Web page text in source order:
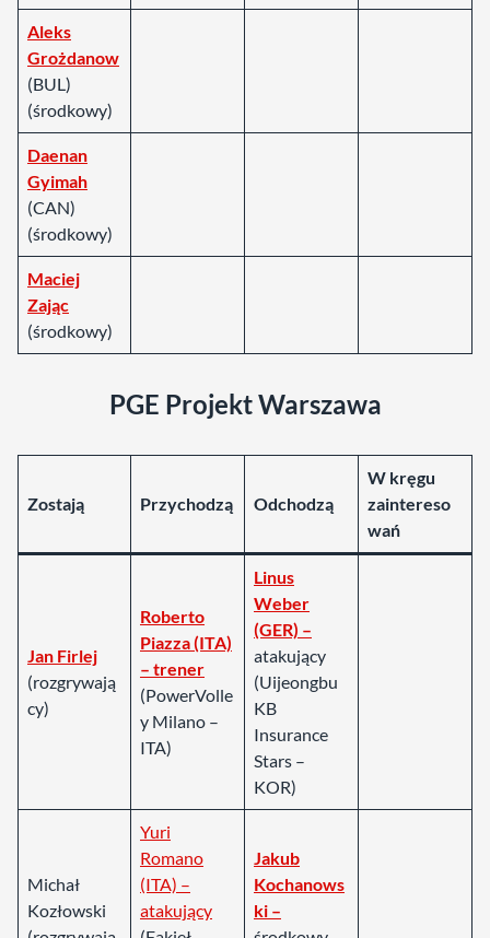
Aleks
Grożdanow
(BUL)
(środkowy)
Daenan
Gyimah
(CAN)
(środkowy)
Maciej
Zając
(środkowy)
PGE Projekt Warszawa
Zostają Przychodzą Odchodzą
W kręgu
zaintereso
wań
Jan Firlej
(rozgrywają
cy)
Roberto
Piazza (ITA)
– trener
(PowerVolle
y Milano –
ITA)
Linus
Weber
(GER) –
atakujący
(Uijeongbu
KB
Insurance
Stars –
KOR)
Michał
Kozłowski
Yuri
Romano
(ITA) –
atakujący
Jakub
Kochanows
ki –